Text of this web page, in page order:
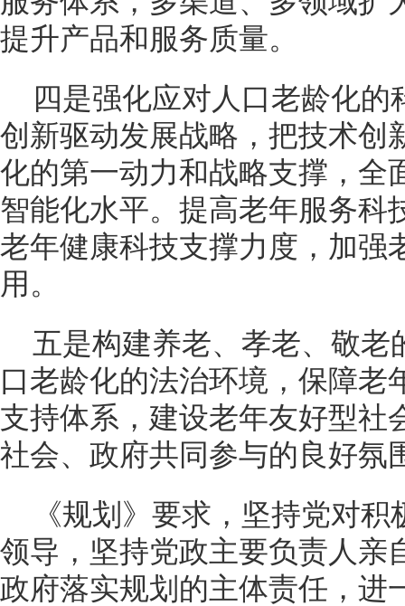
提升产品和服务质量。
四是强化应对人口老龄化
创新驱动发展战略，把技术创
化的第一动力和战略支撑，全
智能化水平。提高老年服务科
老年健康科技支撑力度，加强
用。
五是构建养老、孝老、敬
口老龄化的法治环境，保障老
支持体系，建设老年友好型社
社会、政府共同参与的良好氛
《规划》要求，坚持党对
领导，坚持党政主要负责人亲
政府落实规划的主体责任，进